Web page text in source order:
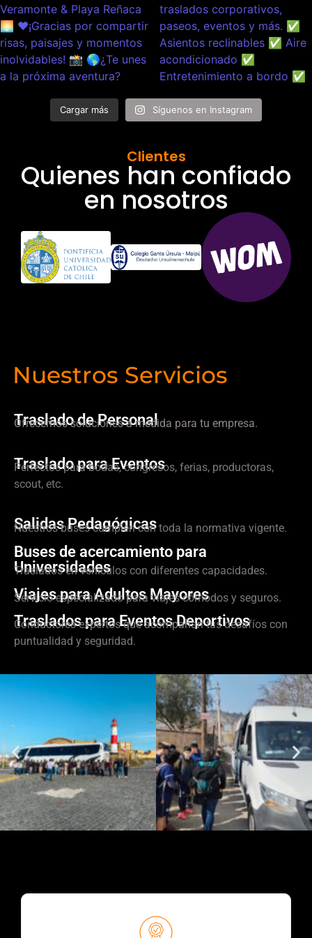
Cargar más Síguenos en Instagram
Clientes
Quienes han confiado
en nosotros
Nuestros Servicios
Traslado de Personal
Ofrecemos soluciones a medida para tu empresa.
Traslado para Eventos
Perfectos para bodas, congresos, ferias, productoras,
scout, etc.
Salidas Pedagógicas
Nuestros buses cumplen con toda la normativa vigente.
Buses de acercamiento para
Universidades
Traslados en vehículos con diferentes capacidades.
Viajes para Adultos Mayores
Servicio especializado para viajes cómodos y seguros.
Traslados para Eventos Deportivos
Conductores expertos que acompañan tus desafíos con
puntualidad y seguridad.